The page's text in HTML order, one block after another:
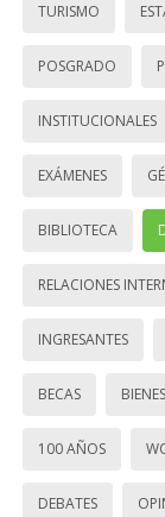
TURISMO
POSGRADO
INSTITUCIONALES
EXÁMENES
BIBLIOTECA
RELACIONES
INGRESANTES
BECAS
100 AÑOS
DEBATES